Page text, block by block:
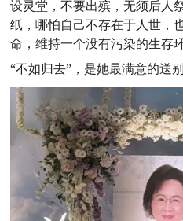
设灵堂，不要出殡，无须后人
纸，哪怕自己不存在于人世，
命，维持一个没有污染的生存环
“不如归去”，是她最满意的送别